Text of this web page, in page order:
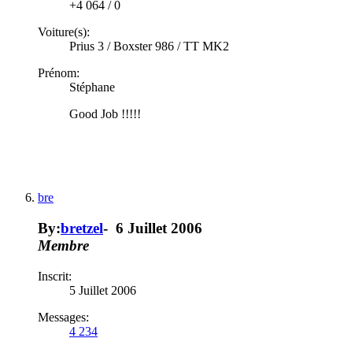
+4 064 /0
Voiture(s):
Prius 3 / Boxster 986 / TT MK2
Prénom:
Stéphane
Good Job !!!!!
bre
By:bretzel- 6 Juillet 2006
Membre
Inscrit:
5 Juillet 2006
Messages:
4 234